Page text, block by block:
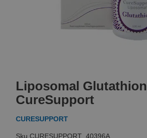
the
beginning
of
the
gallery
Liposomal
CureSupport
CURESUPPORT
CURESUPPORT_40396A